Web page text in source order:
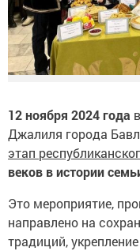
12 ноября 2024 года
Джалиля города
этап
веков в истории
Это мероприятие,
направлено на
традиций,